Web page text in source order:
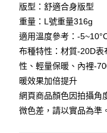
【「AFTEE先享後付」結
１．於結帳方式選擇「
付」結帳頁面，進行簡訊
２．訂單成立數日內，您
／ATM／網路銀行／等多
※ 請注意：結帳手續完成
絡購買商品的店家。未經
先享後付繳納相關費用。
※ 交易是否成功請以「
運送方式
全家取貨付款
每筆NT$60，滿
7-11取貨付款
每筆NT$60，滿
宅配
版型：舒適合身版型
重量：L號重量316g
適用溫度參考：-
布種特性：材質-20D
性、輕量保暖、內裡-
暖效果加倍提升
網頁商品顏色因拍攝角
微色差，請以實品為準。